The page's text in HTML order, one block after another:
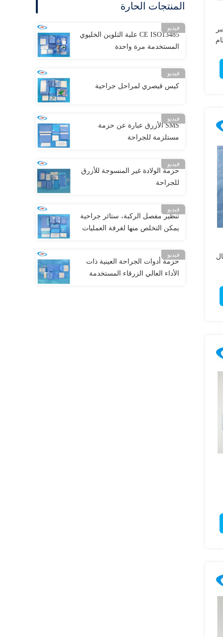
المنتجات الحارة
فيديو
CE ISO13485 علبة التلوين الخليوي
المستخدمة مرة واحدة
فيديو
كيس قيصري لمراحل جراحية
فيديو
SMS الأزرق عبارة عن حزمة
مستلزمة للجراحة
فيديو
حزمة الولادة غير المنسوجة للأزرق
للجراحة
فيديو
تنظير مفصل الركبة، ستائر جراحية
يمكن التخلص منها لغرفة العمليات
فيديو
حزمة أدوات الجراحة العينية ذات
الأداء العالي الزرقاء المستخدمة